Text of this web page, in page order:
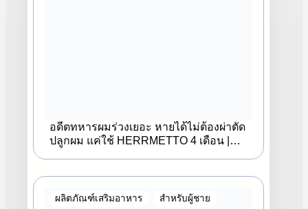
อดีตทหารผมร่วงเยอะ หายได้ไม่ต้องผ่าตัด
ปลูกผม แค่ใช้ HERRMETTO 4 เดือน |
ผลิตภัณฑ์เสริมอาหาร สำหรับผู้ชาย